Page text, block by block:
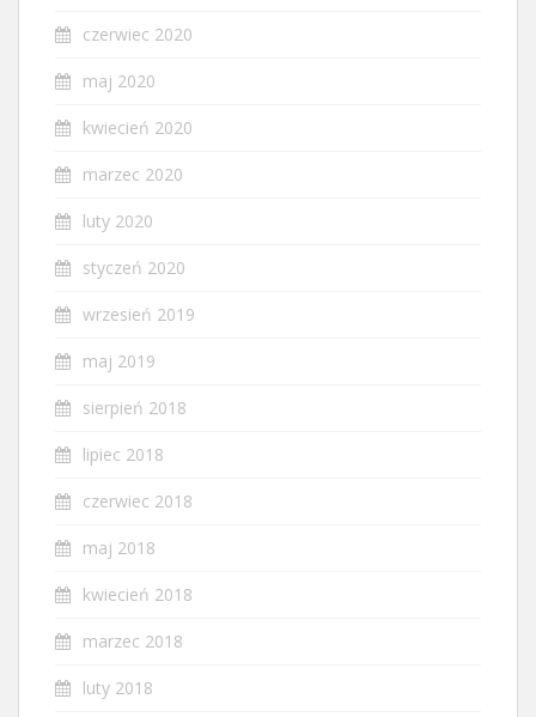
czerwiec 2020
maj 2020
kwiecień 2020
marzec 2020
luty 2020
styczeń 2020
wrzesień 2019
maj 2019
sierpień 2018
lipiec 2018
czerwiec 2018
maj 2018
kwiecień 2018
marzec 2018
luty 2018